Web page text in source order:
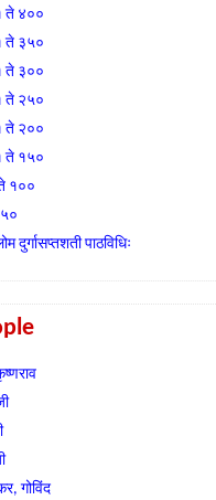
ते ४००
ते ३५०
ते ३००
ते २५०
ते २००
ते १५०
१००
दुर्गासप्तशती पाठविधिः
गोविंद